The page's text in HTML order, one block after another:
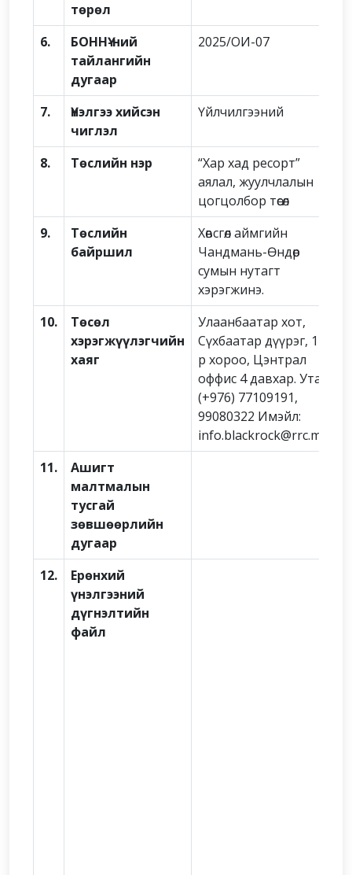
төрөл
6.
БОННҮ-ний
тайлангийн
дугаар
2025/ОИ-07
7.
Үнэлгээ хийсэн
чиглэл
Үйлчилгээний
8. Төслийн нэр
“Хар хад ресорт”
аялал, жуулчлалын
цогцолбор төсөл
9.
Төслийн
байршил
Хөвсгөл аймгийн
Чандмань-Өндөр
сумын нутагт
хэрэгжинэ.
10.
Төсөл
хэрэгжүүлэгчийн
хаяг
Улаанбаатар хот,
Сүхбаатар дүүрэг, 1-
р хороо, Цэнтрал
оффис 4 давхар. Утас:
(+976) 77109191,
99080322 Имэйл:
info.blackrock@rrc.mn
11.
Ашигт
малтмалын
тусгай
зөвшөөрлийн
дугаар
12.
Ерөнхий
үнэлгээний
дүгнэлтийн
файл